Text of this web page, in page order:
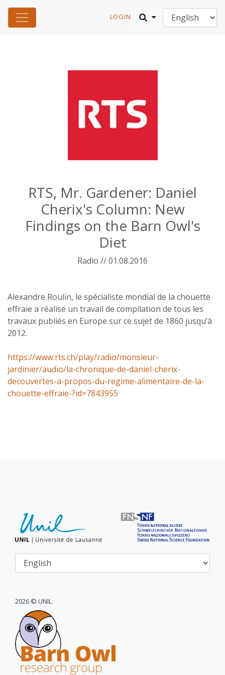
LOGIN
RTS, Mr. Gardener: Daniel
Cherix's Column: New
Findings on the Barn Owl's
Diet
Radio // 01.08.2016
Alexandre Roulin, le spécialiste mondial de la chouette
effraie a réalisé un travail de compilation de tous les
travaux publiés en Europe sur ce sujet de 1860 jusqu’à
2012.
https://www.rts.ch/play/radio/monsieur-
jardinier/audio/la-chronique-de-daniel-cherix-
decouvertes-a-propos-du-regime-alimentaire-de-la-
chouette-effraie-?id=7843955
2026 © UNIL